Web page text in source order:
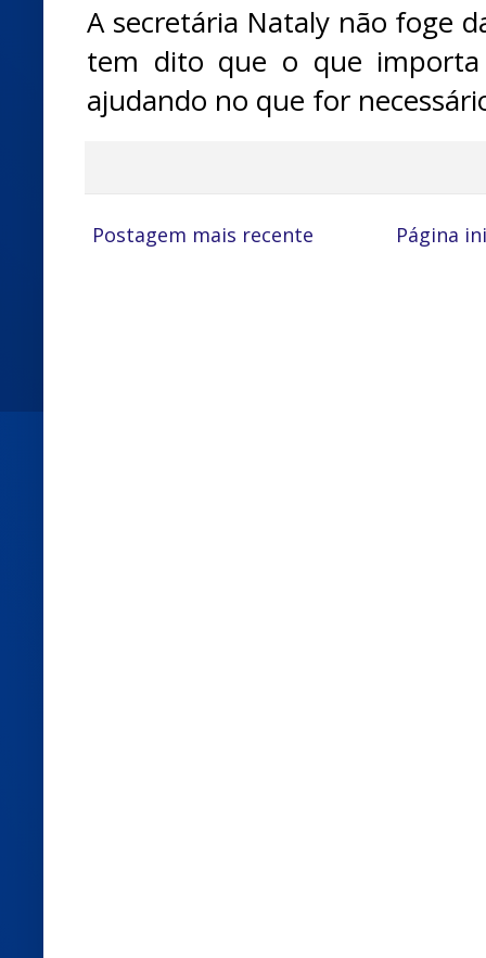
A secretária Nataly não foge
tem dito que o que
ajudando no que for
Postagem mais recente Página